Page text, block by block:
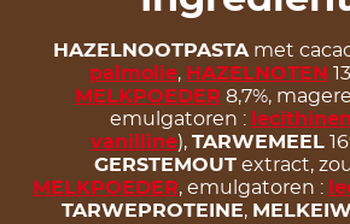
HAZELNOOTPASTA met
palmolie, HAZELNOTEN
MELKPOEDER 8,7%, magere
emulgatoren : lecithinen
vanilline), TARWEMEEL
GERSTEMOUT extract,
MELKPOEDER, emulgatoren :
TARWEPROTEINE,